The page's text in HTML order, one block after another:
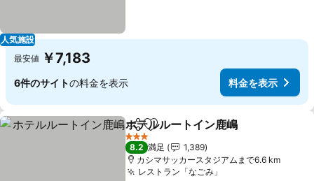
人気施設
最安値 ￥7,183
6件のサイトの料金を表示 料金を表示
シェアお気に入りに追加
ホテルルートイン鹿嶋
3 ホテルのランク
8.2 満足
1,389
カシマサッカースタジアムまで6.6 km
レストラン「なごみ」